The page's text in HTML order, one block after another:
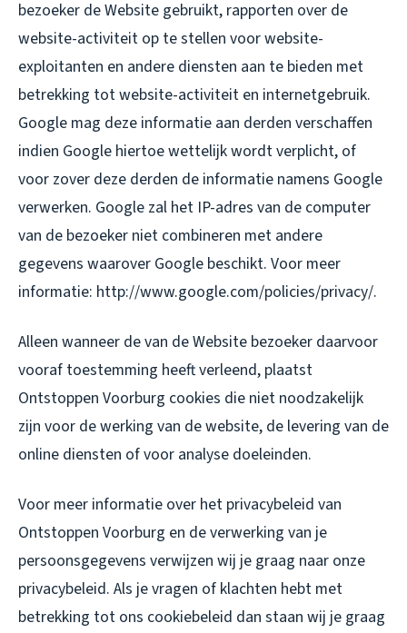
bezoeker de Website gebruikt, rapporten over de
website-activiteit op te stellen voor website-
exploitanten en andere diensten aan te bieden met
betrekking tot website-activiteit en internetgebruik.
Google mag deze informatie aan derden verschaffen
indien Google hiertoe wettelijk wordt verplicht, of
voor zover deze derden de informatie namens Google
verwerken. Google zal het IP-adres van de computer
van de bezoeker niet combineren met andere
gegevens waarover Google beschikt. Voor meer
informatie: http://www.google.com/policies/privacy/.
Alleen wanneer de van de Website bezoeker daarvoor
vooraf toestemming heeft verleend, plaatst
Ontstoppen Voorburg cookies die niet noodzakelijk
zijn voor de werking van de website, de levering van de
online diensten of voor analyse doeleinden.
Voor meer informatie over het privacybeleid van
Ontstoppen Voorburg en de verwerking van je
persoonsgegevens verwijzen wij je graag naar onze
privacybeleid. Als je vragen of klachten hebt met
betrekking tot ons cookiebeleid dan staan wij je graag